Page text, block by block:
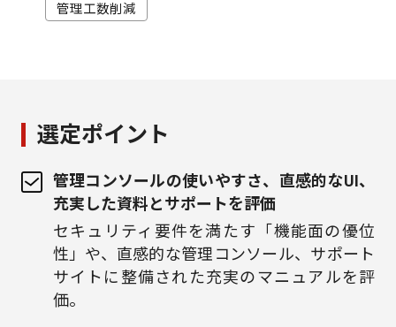
管理工数削減
選定ポイント
管理コンソールの使いやすさ、直感的なUI、
充実した資料とサポートを評価
セキュリティ要件を満たす「機能面の優位
性」や、直感的な管理コンソール、サポート
サイトに整備された充実のマニュアルを評
価。